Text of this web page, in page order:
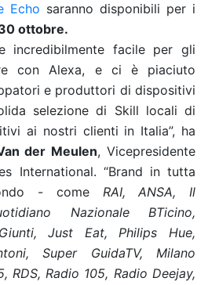
Echo saranno disponibili per i
ottobre.
incredibilmente facile per gli
con Alexa, e ci è piaciuto
e produttori di dispositivi
selezione di Skill locali di
ai nostri clienti in Italia”, ha
der Meulen, Vicepresidente
International. “Brand in tutta
- comeRAI, ANSA, Il
Nazionale BTicino,
Just Eat, Philips Hue,
Super GuidaTV, Milano
RDS, Radio 105, Radio Deejay,